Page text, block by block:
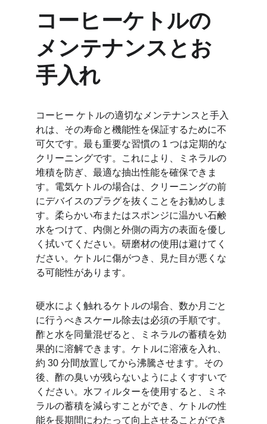
コーヒーケトルの
メンテナンスとお
手入れ
コーヒー ケトルの適切なメンテナンスと手入
れは、その寿命と機能性を保証するために不
可欠です。最も重要な習慣の 1 つは定期的な
クリーニングです。これにより、ミネラルの
堆積を防ぎ、最適な抽出性能を確保できま
す。電気ケトルの場合は、クリーニングの前
にデバイスのプラグを抜くことをお勧めしま
す。柔らかい布またはスポンジに温かい石鹸
水をつけて、内側と外側の両方の表面を優し
く拭いてください。研磨材の使用は避けてく
ださい。ケトルに傷がつき、見た目が悪くな
る可能性があります。
硬水によく触れるケトルの場合、数か月ごと
に行うべきスケール除去は必須の手順です。
酢と水を同量混ぜると、ミネラルの蓄積を効
果的に溶解できます。ケトルに溶液を入れ、
約 30 分間放置してから沸騰させます。その
後、酢の臭いが残らないようによくすすいで
ください。水フィルターを使用すると、ミネ
ラルの蓄積を減らすことができ、ケトルの性
能を長期間にわたって向上させることができ